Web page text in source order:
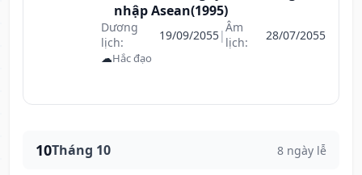
nhập Asean(1995)
Dương
lịch:
19/09/2055|Âm
lịch:
28/07/2055
☁Hắc đạo
10Tháng 10 8 ngày lễ